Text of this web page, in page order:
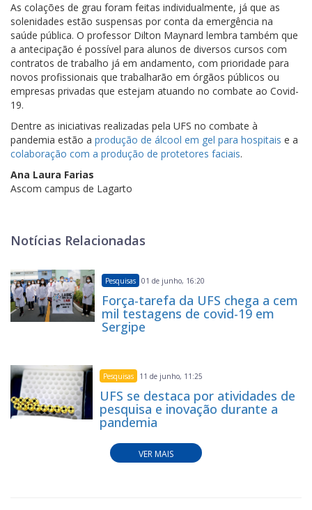
As colações de grau foram feitas individualmente, já que as
solenidades estão suspensas por conta da emergência na
saúde pública. O professor Dilton Maynard lembra também que
a antecipação é possível para alunos de diversos cursos com
contratos de trabalho já em andamento, com prioridade para
novos profissionais que trabalharão em órgãos públicos ou
empresas privadas que estejam atuando no combate ao Covid-
19.
Dentre as iniciativas realizadas pela UFS no combate à
pandemia estão a produção de álcool em gel para hospitais e a
colaboração com a produção de protetores faciais.
Ana Laura Farias
Ascom campus de Lagarto
Notícias Relacionadas
Pesquisas 01 de junho, 16:20
Força-tarefa da UFS chega a cem
mil testagens de covid-19 em
Sergipe
Pesquisas 11 de junho, 11:25
UFS se destaca por atividades de
pesquisa e inovação durante a
pandemia
VER MAIS